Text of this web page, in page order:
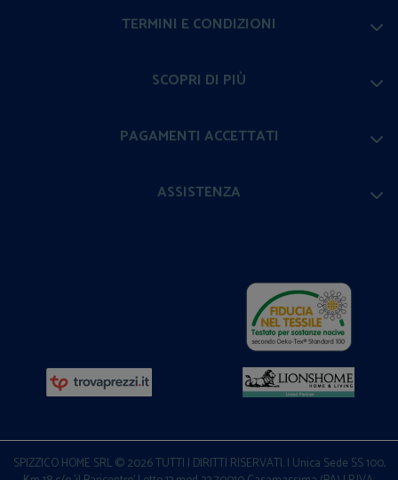
TERMINI E CONDIZIONI
SCOPRI DI PIÙ
PAGAMENTI ACCETTATI
ASSISTENZA
SPIZZICO HOME SRL © 2026 TUTTI I DIRITTI RISERVATI. | Unica Sede SS 100,